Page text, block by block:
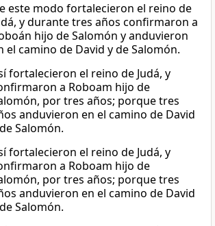
este modo fortalecieron el reino de
y durante tres años confirmaron a
hijo de Salomón y anduvieron
el camino de David y de Salomón.
fortalecieron el reino de Judá, y
a Roboam hijo de
por tres años; porque tres
anduvieron en el camino de David
Salomón.
fortalecieron el reino de Judá, y
a Roboam hijo de
por tres años; porque tres
anduvieron en el camino de David
Salomón.